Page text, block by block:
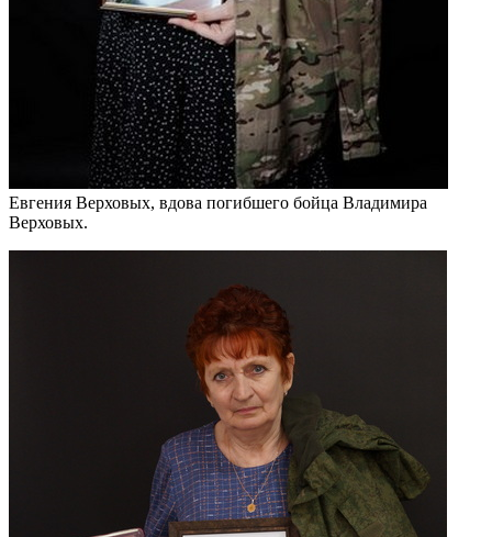
Евгения Верховых, вдова погибшего бойца Владимира
Верховых.